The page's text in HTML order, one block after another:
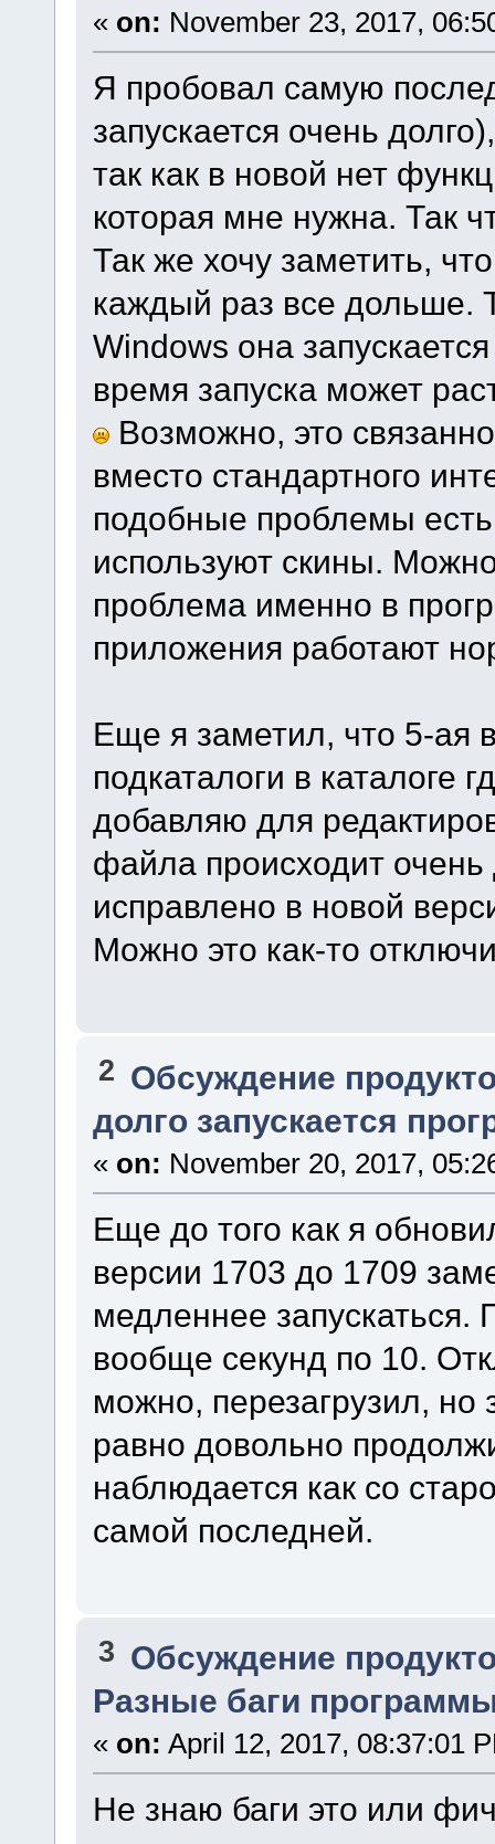
« on: November 23, 2017,
Я пробовал самую
запускается очень
так как в новой нет
которая мне нужна. Так
Так же хочу заметить,
каждый раз все дольше.
Windows она
время запуска может
Возможно, это
вместо стандартного
подобные проблемы
используют скины.
проблема именно в
приложения работают
Еще я заметил, что 5-ая
подкаталоги в каталоге
добавляю для
файла происходит
исправлено в новой
Можно это как-то
2 Обсуждение
долго запускается
« on: November 20, 2017,
Еще до того как я
версии 1703 до 1709
медленнее запускаться.
вообще секунд по 10.
можно, перезагрузил, но
равно довольно
наблюдается как со
самой последней.
3 Обсуждение
Разные баги
« on: April 12, 2017, 08:37:01
Не знаю баги это или